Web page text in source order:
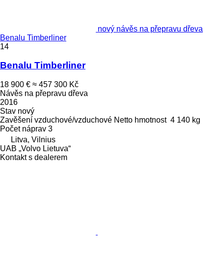
nový návěs na přepravu dřeva
Benalu Timberliner
14
Benalu Timberliner
18 900 € ≈ 457 300 Kč
Návěs na přepravu dřeva
2016
Stav nový
Zavěšení vzduchové/vzduchové Netto hmotnost 4 140 kg
Počet náprav 3
Litva, Vilnius
UAB „Volvo Lietuva“
Kontakt s dealerem